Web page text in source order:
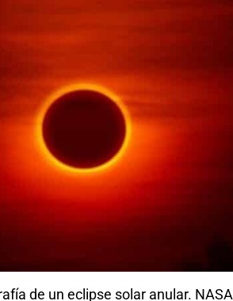
de un eclipse solar anular. NASA